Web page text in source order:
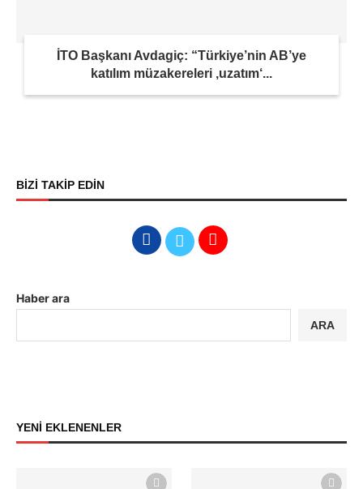
İTO Başkanı Avdagiç: “Türkiye’nin AB’ye
katılım müzakereleri ‚uzatım‘...
BİZİ TAKİP EDİN
Haber ara
ARA
YENİ EKLENENLER